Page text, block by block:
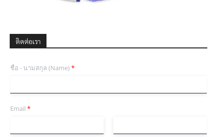
ติดต่อเรา
ชื่อ - นามสกุล (Name)*
Email *